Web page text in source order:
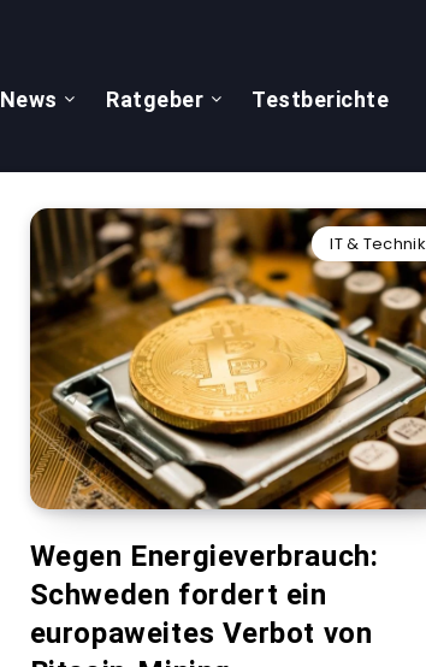
News Ratgeber Testberichte
IT & Technik
Wegen Energieverbrauch:
Schweden fordert ein
europaweites Verbot von